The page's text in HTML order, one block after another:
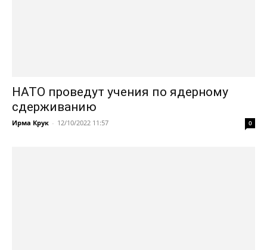
НАТО проведут учения по ядерному
сдерживанию
Ирма Крук - 12/10/2022 11:57 0